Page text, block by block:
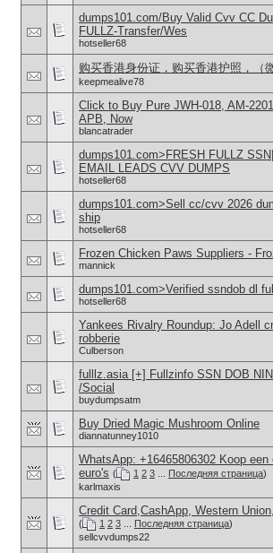
dumps101.com/Buy Valid Cvv CC
FULLZ-Transfer/Wes
hotseller68
购买香港身份证，购买香港护照，（
keepmealive78
Click to Buy Pure JWH-018, AM-
APB, Now
blancatrader
dumps101.com>FRESH FULLZ
EMAIL LEADS CVV DUMPS
hotseller68
dumps101.com>Sell cc/cvv 2026
ship
hotseller68
Frozen Chicken Paws Suppliers -
mannick
dumps101.com>Verified ssndob dl
hotseller68
Yankees Rivalry Roundup: Jo Adell
robberie
Culberson
fulllz.asia [+] Fullzinfo SSN DOB
/Social
buydumpsatm
Buy Dried Magic Mushroom Online
diannatunney1010
WhatsApp: +16465806302 Koop
euro's ( 1 2 3 Последняя страница)
karlmaxis
Credit Card,CashApp, Western
( 1 2 3 Последняя страница)
sellcvvdumps22